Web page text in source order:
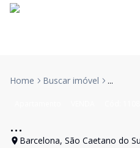
Home Buscar imóvel ...
...
Barcelona, São Caetano do